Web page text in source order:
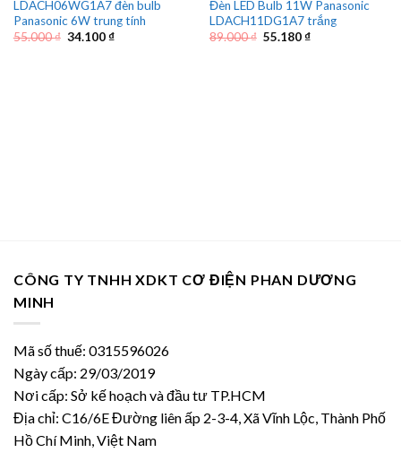
LDACH06WG1A7 đèn bulb
Panasonic 6W trung tính
55.000₫ Giá
34.100₫Giá
Đèn LED Bulb 11W Panasonic
LDACH11DG1A7 trắng
89.000₫ Giá
55.180₫Giá
CÔNG TY TNHH XDKT CƠ ĐIỆN PHAN DƯƠNG
MINH
Mã số thuế: 0315596026
Ngày cấp: 29/03/2019
Nơi cấp: Sở kế hoạch và đầu tư TP.HCM
Địa chỉ: C16/6E Đường liên ấp 2-3-4, Xã Vĩnh Lộc, Thành Phố
Hồ Chí Minh, Việt Nam